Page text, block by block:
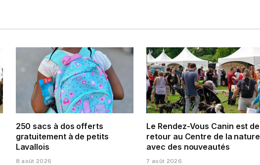
250 sacs à dos offerts
gratuitement à de petits
Lavallois
8 août 2026
Le Rendez-Vous Canin est de
retour au Centre de la nature
avec des nouveautés
7 août 2026